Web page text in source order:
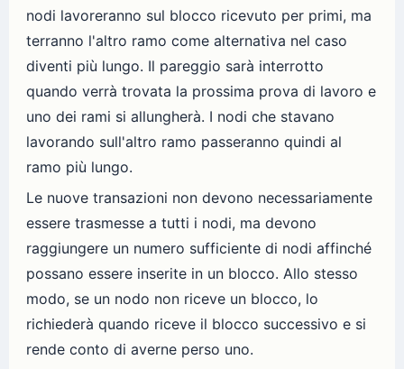
nodi lavoreranno sul blocco ricevuto per primi, ma
terranno l'altro ramo come alternativa nel caso
diventi più lungo. Il pareggio sarà interrotto
quando verrà trovata la prossima prova di lavoro e
uno dei rami si allungherà. I nodi che stavano
lavorando sull'altro ramo passeranno quindi al
ramo più lungo.
Le nuove transazioni non devono necessariamente
essere trasmesse a tutti i nodi, ma devono
raggiungere un numero sufficiente di nodi affinché
possano essere inserite in un blocco. Allo stesso
modo, se un nodo non riceve un blocco, lo
richiederà quando riceve il blocco successivo e si
rende conto di averne perso uno.